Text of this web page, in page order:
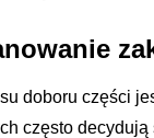
doboru części
często